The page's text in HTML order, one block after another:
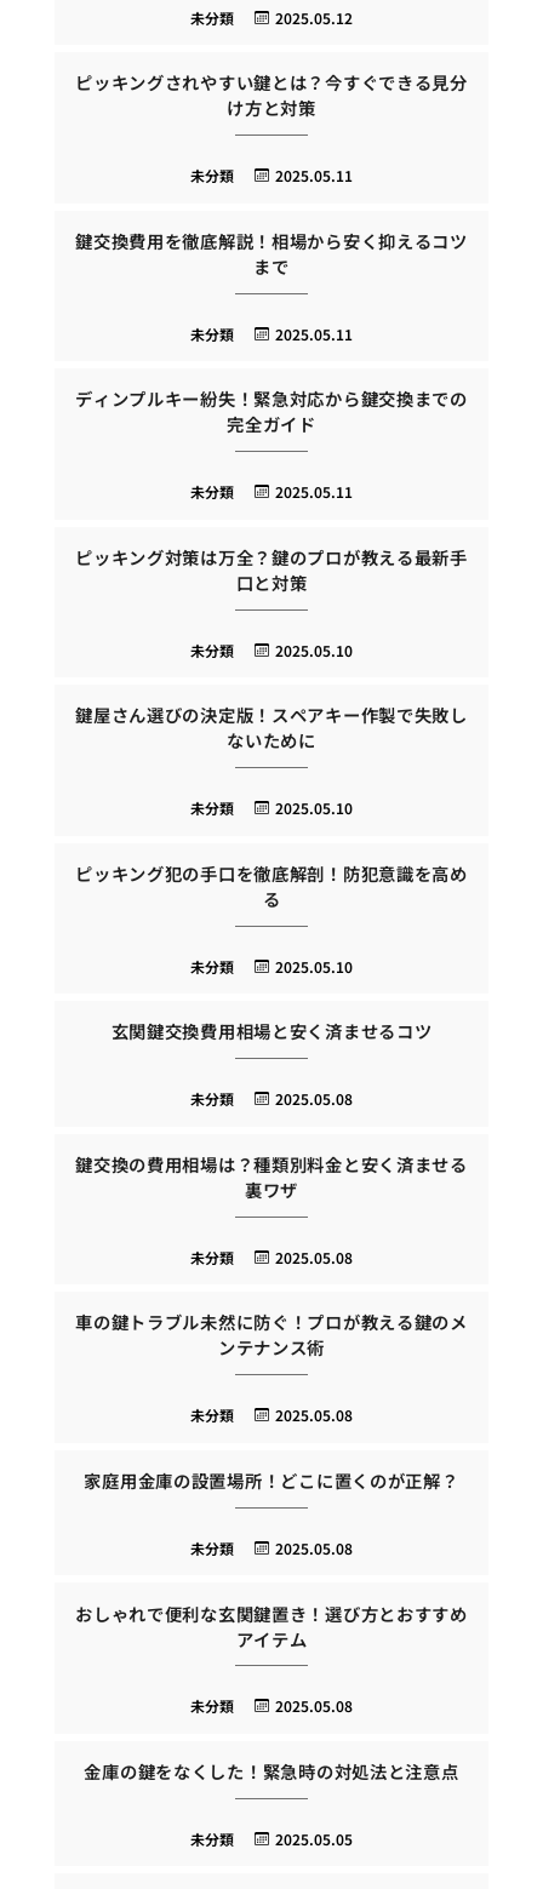
2025.05.12
未分類
ピッキングされやすい鍵とは？今すぐできる見分
け方と対策
2025.05.11
未分類
鍵交換費用を徹底解説！相場から安く抑えるコツ
まで
2025.05.11
未分類
ディンプルキー紛失！緊急対応から鍵交換までの
完全ガイド
2025.05.11
未分類
ピッキング対策は万全？鍵のプロが教える最新手
口と対策
2025.05.10
未分類
鍵屋さん選びの決定版！スペアキー作製で失敗し
ないために
2025.05.10
未分類
ピッキング犯の手口を徹底解剖！防犯意識を高め
る
2025.05.10
未分類
玄関鍵交換費用相場と安く済ませるコツ
2025.05.08
未分類
鍵交換の費用相場は？種類別料金と安く済ませる
裏ワザ
2025.05.08
未分類
車の鍵トラブル未然に防ぐ！プロが教える鍵のメ
ンテナンス術
2025.05.08
未分類
家庭用金庫の設置場所！どこに置くのが正解？
2025.05.08
未分類
おしゃれで便利な玄関鍵置き！選び方とおすすめ
アイテム
2025.05.08
未分類
金庫の鍵をなくした！緊急時の対処法と注意点
2025.05.05
未分類